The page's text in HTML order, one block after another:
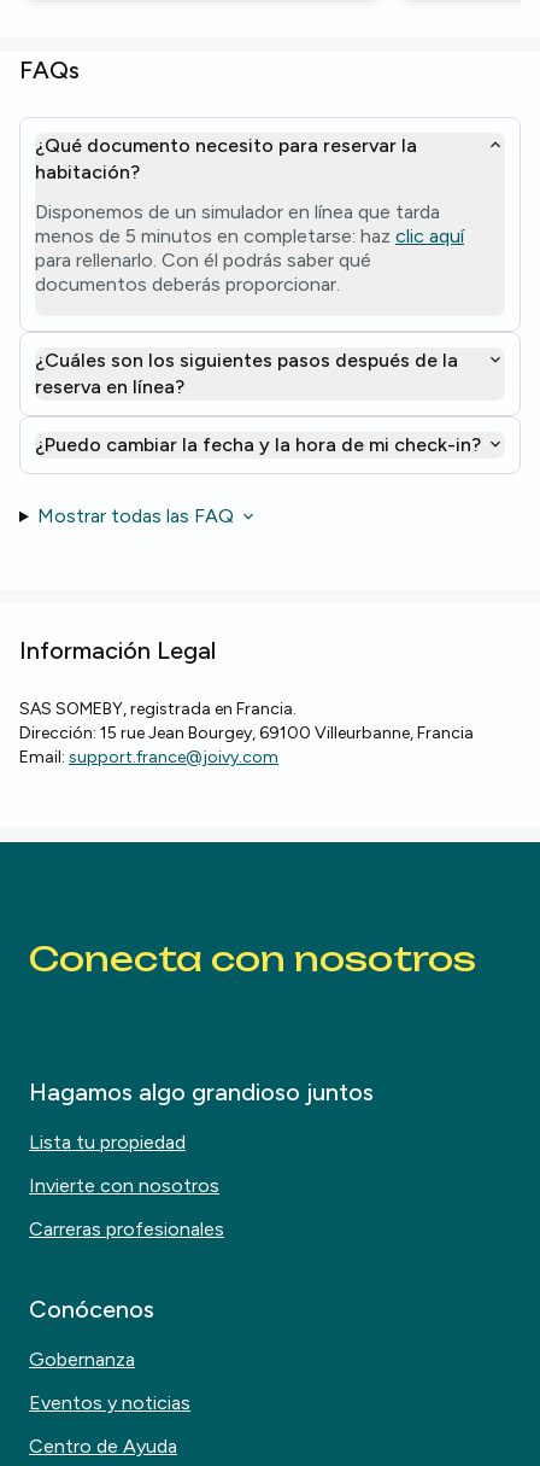
FAQs
¿Qué documento necesito para reservar la
habitación?
Disponemos de un simulador en línea que tarda
menos de 5 minutos en completarse: haz clic aquí
para rellenarlo. Con él podrás saber qué
documentos deberás proporcionar.
¿Cuáles son los siguientes pasos después de la
reserva en línea?
¿Puedo cambiar la fecha y la hora de mi check-in?
Mostrar todas las FAQ
Información Legal
SAS SOMEBY, registrada en Francia.
Dirección: 15 rue Jean Bourgey, 69100 Villeurbanne, Francia
Email: support.france@joivy.com
Conecta con nosotros
Hagamos algo grandioso juntos
Lista tu propiedad
Invierte con nosotros
Carreras profesionales
Conócenos
Gobernanza
Eventos y noticias
Centro de Ayuda